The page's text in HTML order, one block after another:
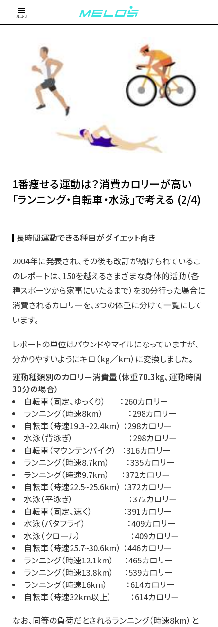
MENU
1番痩せる運動は？消費カロリーが高い
「ランニング・自転車・水泳」で考える (2/4)
長時間運動できる種目がダイエット向き
2004年に発表され、その後も改訂が続けられているこ
のレポートは、150を越えるさまざまな身体的活動（各
種スポーツから家事にいたるまで）を30分行った場合に
消費されるカロリーを、3つの体重に分けて一覧にして
います。
レポートの単位はパウンドやマイルになっていますが、
分かりやすいようにキロ（kg／km）に変換しました。
運動種類別のカロリー消費量（体重70.3kg、運動時間
30分の場合）
自転車（固定、ゆっくり） ：260カロリー
ランニング（時速8km） ：298カロリー
自転車（時速19.3~22.4km） ：298カロリー
水泳（背泳ぎ） ：298カロリー
自転車（マウンテンバイク） ：316カロリー
ランニング（時速8.7km） ：335カロリー
ランニング（時速9.7km） ：372カロリー
自転車（時速22.5~25.6km） ：372カロリー
水泳（平泳ぎ） ：372カロリー
自転車（固定、速く） ：391カロリー
水泳（バタフライ） ：409カロリー
水泳（クロール） ：409カロリー
自転車（時速25.7~30.6km） ：446カロリー
ランニング（時速12.1km） ：465カロリー
ランニング（時速13.8km） ：539カロリー
ランニング（時速16km） ：614カロリー
自転車（時速32km以上） ：614カロリー
なお、同等の負荷だとされるランニング（時速8km）と